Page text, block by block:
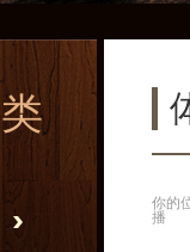
你的
播